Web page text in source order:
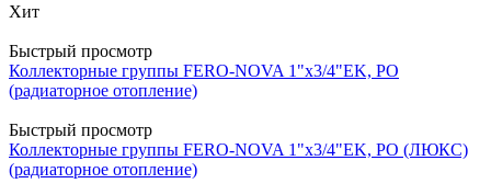
Хит
Быстрый просмотр
Коллекторные группы FERO-NOVA 1"х3/4"EK, РО
(радиаторное отопление)
Быстрый просмотр
Коллекторные группы FERO-NOVA 1"х3/4"EK, РО (ЛЮКС)
(радиаторное отопление)